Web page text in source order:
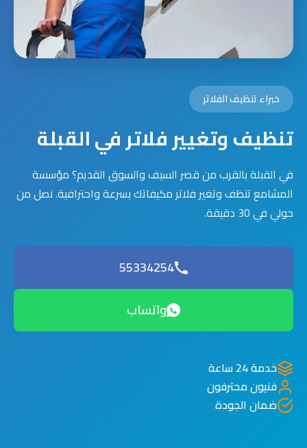
خبراء تنظيف الفلاتر
تنظيف وتغيير فلاتر في القبلة
في القبلة بالقرب من قصر السيف والسوق القديم؟ مؤسسة
المشامع تنظف وتغير فلاتر مكيفاتك بسرعة واحترافية. نصل من
حولي في 30 دقيقة.
55334254
واتساب
خدمة 24 ساعة
فنيون محترفون
ضمان الجودة